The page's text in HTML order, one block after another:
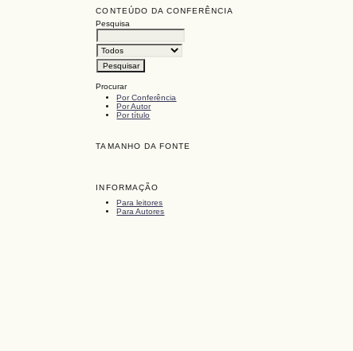
CONTEÚDO DA CONFERÊNCIA
Pesquisa
Procurar
Por Conferência
Por Autor
Por título
TAMANHO DA FONTE
INFORMAÇÃO
Para leitores
Para Autores